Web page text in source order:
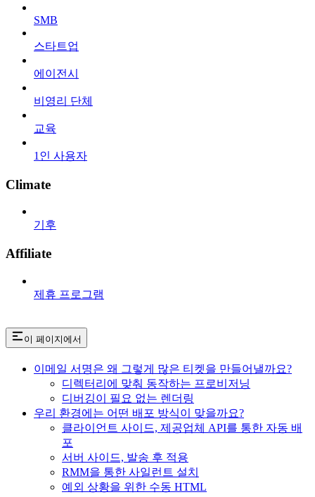
SMB
스타트업
에이전시
비영리 단체
교육
1인 사용자
Climate
기후
Affiliate
제휴 프로그램
이 페이지에서
이메일 서명은 왜 그렇게 많은 티켓을 만들어낼까요?
디렉터리에 맞춰 동작하는 프로비저닝
디버깅이 필요 없는 렌더링
우리 환경에는 어떤 배포 방식이 맞을까요?
클라이언트 사이드, 제공업체 API를 통한 자동 배
포
서버 사이드, 발송 후 적용
RMM을 통한 사일런트 설치
예외 상황을 위한 수동 HTML